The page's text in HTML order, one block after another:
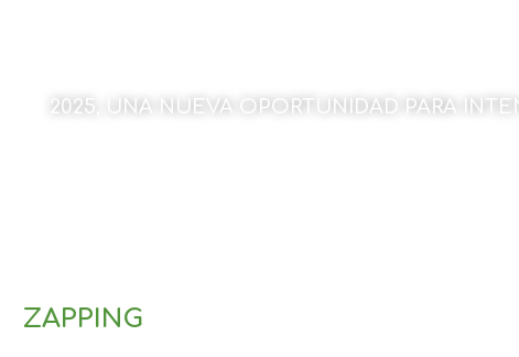
2025, UNA NUEVA OPORTUNIDAD PARA
ZAPPING